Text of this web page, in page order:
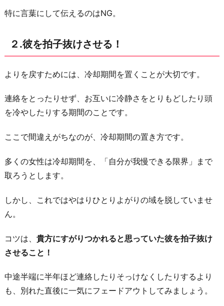
な
４.
あ
ら
め
る・
待
な
い！？
５.
て
貴
か
ら
特に言葉にして伝えるのはNG。
２.彼を拍子抜けさせる！
よりを戻すためには、冷却期間を置くことが大切です。
連絡をとったりせず、お互いに冷静さをとりもどしたり頭
を冷やしたりする期間のことです。
ここで間違えがちなのが、冷却期間の置き方です。
多くの女性は冷却期間を、「自分が我慢できる限界」まで
取ろうとします。
しかし、これではやはりひとりよがりの域を脱していませ
ん。
コツは、 貴方にすがりつかれると思っていた彼を拍子抜け
させること！
中途半端に半年ほど連絡したりそっけなくしたりするより
も、別れた直後に一気にフェードアウトしてみましょう。